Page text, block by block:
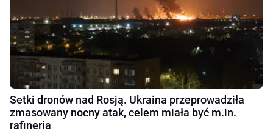
Setki dronów nad Rosją. Ukraina przeprowadziła
zmasowany nocny atak, celem miała być m.in.
rafineria